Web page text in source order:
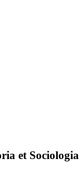
et Sociologia